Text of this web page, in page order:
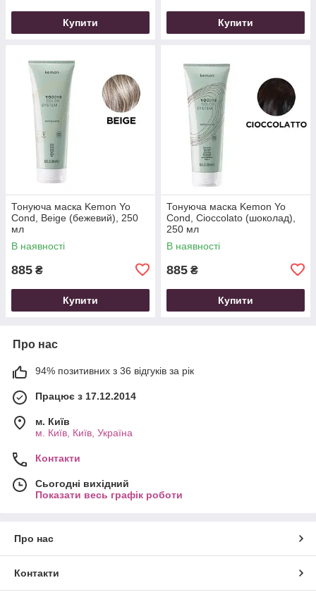
Купити Купити
Тонуюча маска Kemon Yo
Cond, Beige (бежевий), 250
мл
В наявності
885 ₴
Купити
Тонуюча маска Kemon Yo
Cond, Cioccolato (шоколад),
250 мл
В наявності
885 ₴
Купити
Про нас
94% позитивних з 36 відгуків за рік
Працює з 17.12.2014
м. Київ
м. Київ, Київ, Україна
Контакти
Сьогодні вихідний
Показати весь графік роботи
Про нас
Контакти